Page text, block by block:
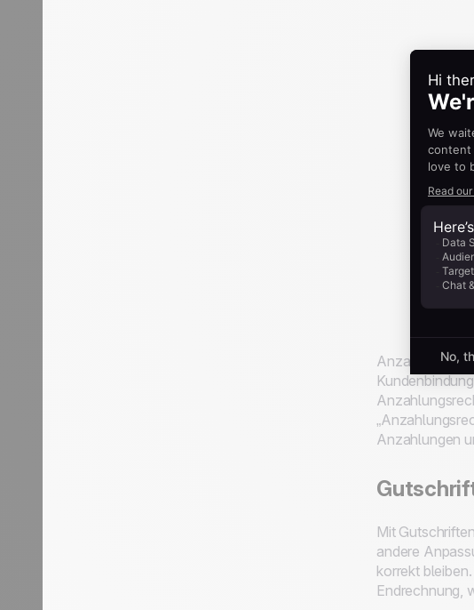
Anzahlungen
Mit
andere
korrekt
Endrechnung,